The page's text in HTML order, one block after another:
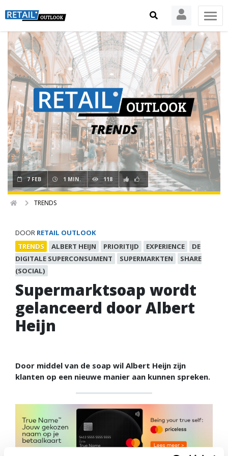
7 FEB 1 MIN. 118
TRENDS
DOOR RETAIL OUTLOOK
TRENDS
ALBERT HEIJN PRIORITIJD EXPERIENCE
DE
DIGITALE SUPERCONSUMENT
SUPERMARKTEN
SHARE
(SOCIAL)
Supermarktsoap wordt
gelanceerd door Albert
Heijn
Door middel van de soap wil Albert Heijn zijn
klanten op een nieuwe manier aan kunnen spreken.